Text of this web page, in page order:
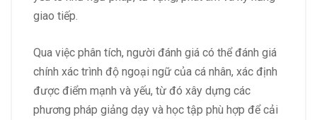
giao tiếp.
Qua việc phân tích, người đánh giá có thể đánh giá
chính xác trình độ ngoại ngữ của cá nhân, xác định
được điểm mạnh và yếu, từ đó xây dựng các
phương pháp giảng dạy và học tập phù hợp để cải